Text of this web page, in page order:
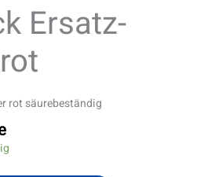
Ersatz-
rot säurebeständig